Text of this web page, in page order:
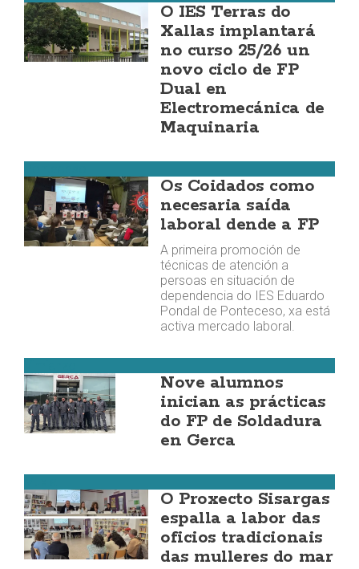
O IES Terras do
Xallas implantará
no curso 25/26 un
novo ciclo de FP
Dual en
Electromecánica de
Maquinaria
Os Coidados como
necesaria saída
laboral dende a FP
A primeira promoción de
técnicas de atención a
persoas en situación de
dependencia do IES Eduardo
Pondal de Ponteceso, xa está
activa mercado laboral.
Nove alumnos
inician as prácticas
do FP de Soldadura
en Gerca
O Proxecto Sisargas
espalla a labor das
oficios tradicionais
das mulleres do mar